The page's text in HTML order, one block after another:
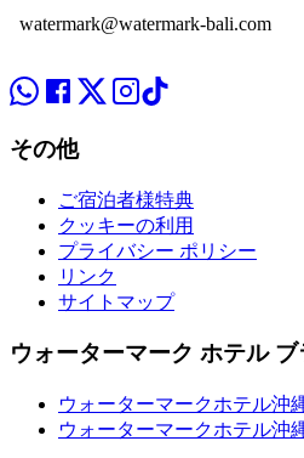
watermark@watermark-bali.com
その他
ご宿泊者様特典
クッキーの利用
プライバシー ポリシー
リンク
サイトマップ
ウォーターマーク ホテル ブ
ウォーターマークホテル沖
ウォーターマークホテル沖